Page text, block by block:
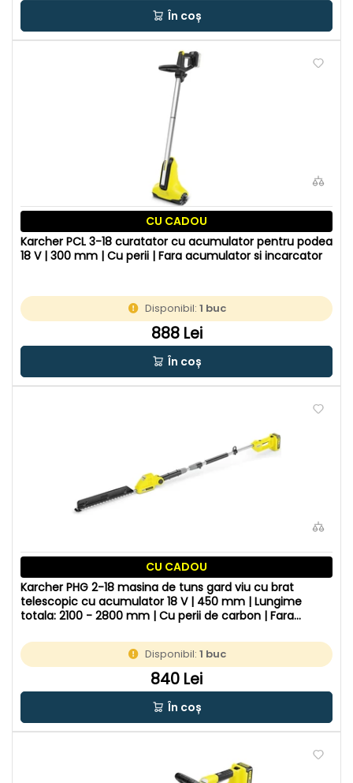
În coș
CU CADOU
Karcher PCL 3-18 curatator cu acumulator pentru podea
18 V | 300 mm | Cu perii | Fara acumulator si incarcator
Disponibil:1 buc
888 Lei
În coș
CU CADOU
Karcher PHG 2-18 masina de tuns gard viu cu brat
telescopic cu acumulator 18 V | 450 mm | Lungime
totala: 2100 - 2800 mm | Cu perii de carbon | Fara
Disponibil:1 buc
840 Lei
În coș